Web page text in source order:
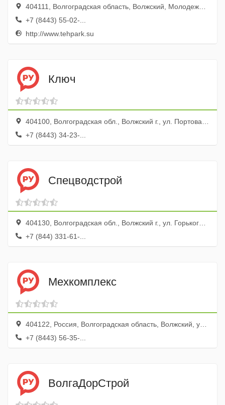
404111, Волгоградская область, Волжский, Молодежная улица, 19И
+7 (8443) 55-02-...
http://www.tehpark.su
Ключ
404100, Волгоградская обл., Волжский г., ул. Портовая, 16/7, стр. 1
+7 (8443) 34-23-...
Спецводстрой
404130, Волгоградская обл., Волжский г., ул. Горького, 98а
+7 (844) 331-61-...
Мехкомплекс
404122, Россия, Волгоградская область, Волжский, улица Пушкина, 63
+7 (8443) 56-35-...
ВолгаДорСтрой